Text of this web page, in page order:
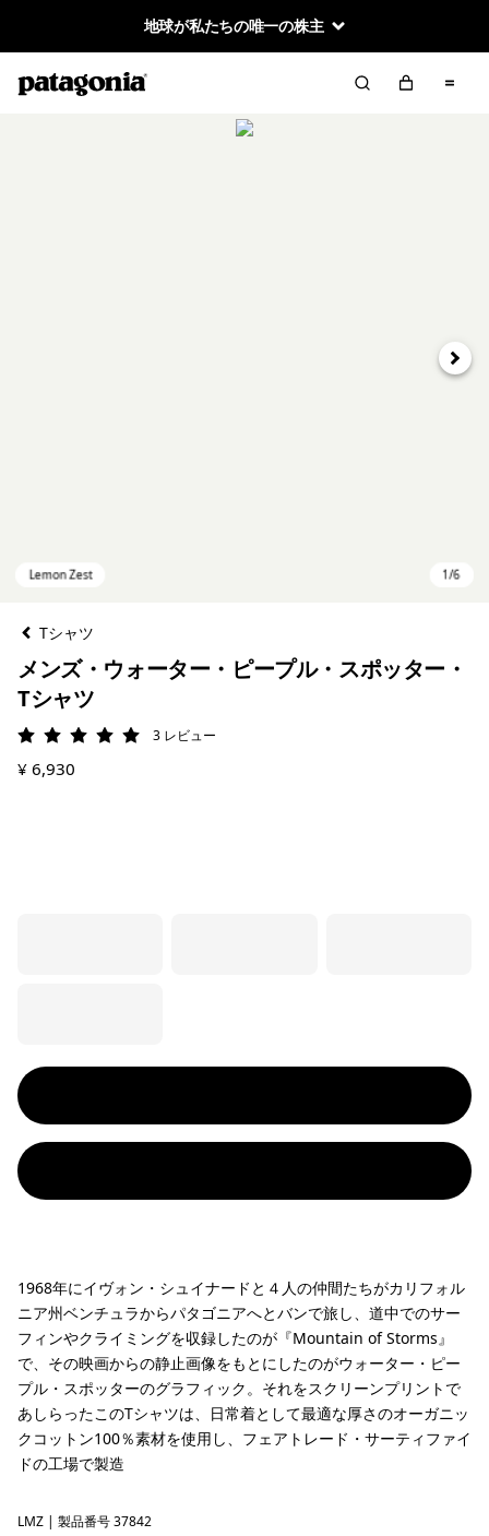
地球が私たちの唯一の株主
次へ
Tシャツ
メンズ・ウォーター・ピープル・スポッター・
Tシャツ
評価: 5 / 5 3 レビュー
¥ 6,930
1968年にイヴォン・シュイナードと４人の仲間たちがカリフォル
ニア州ベンチュラからパタゴニアへとバンで旅し、道中でのサー
フィンやクライミングを収録したのが『Mountain of Storms』
で、その映画からの静止画像をもとにしたのがウォーター・ピー
プル・スポッターのグラフィック。それをスクリーンプリントで
あしらったこのTシャツは、日常着として最適な厚さのオーガニッ
クコットン100％素材を使用し、フェアトレード・サーティファイ
ドの工場で製造
Lemon Zest
LMZ | 製品番号 37842